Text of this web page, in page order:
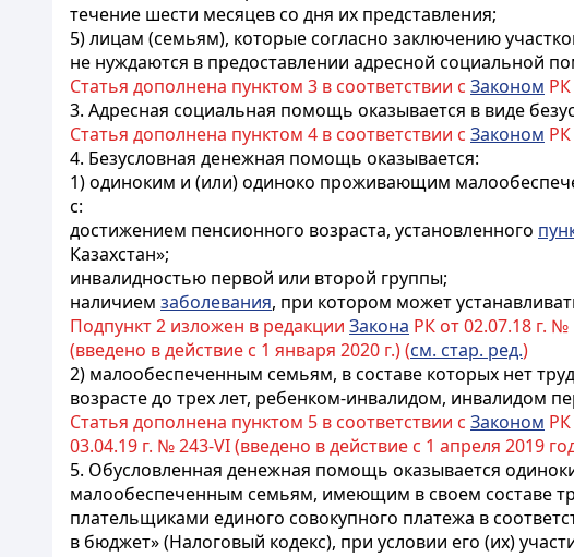
течение шести месяцев со дня их представления;
5) лицам (семьям), которые согласно заключению
не нуждаются в предоставлении адресной социальной
Статья дополнена пунктом 3 в соответствии с Законом РК
3. Адресная социальная помощь оказывается в виде
Статья дополнена пунктом 4 в соответствии с Законом РК
4. Безусловная денежная помощь оказывается:
1) одиноким и (или) одиноко проживающим
с:
достижением пенсионного возраста, установленного
Казахстан»;
инвалидностью первой или второй группы;
наличием заболевания, при котором может
Подпункт 2 изложен в редакции Закона РК от 02.07.18 г. №
(введено в действие с 1 января 2020 г.) (см. стар. ред.)
2) малообеспеченным семьям, в составе которых нет
возрасте до трехлет, ребенком-инвалидом, инвалидом
Статья дополнена пунктом 5 в соответствии с Законом РК
03.04.19 г. № 243-VI (введено в действие с 1 апреля 2019
5. Обусловленная денежная помощь оказывается
малообеспеченным семьям, имеющим в своем составе
плательщиками единого совокупного платежа в
в бюджет» (Налоговый кодекс), при условии его (их)